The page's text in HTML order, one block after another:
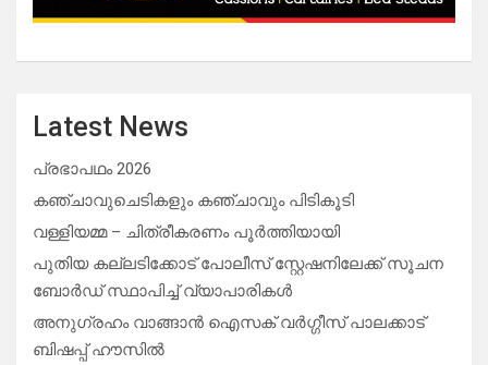
Latest News
പ്രഭാപഥം 2026
കഞ്ചാവുചെടികളും കഞ്ചാവും പിടികൂടി
വള്ളിയമ്മ – ചിത്രീകരണം പൂർത്തിയായി
പുതിയ കല്ലടിക്കോട് പോലീസ് സ്റ്റേഷനിലേക്ക് സൂചന
ബോർഡ് സ്ഥാപിച്ച് വ്യാപാരികൾ
അനുഗ്രഹം വാങ്ങാൻ ഐസക് വര്‍ഗ്ഗീസ് പാലക്കാട്
ബിഷപ്പ് ഹൗസില്‍